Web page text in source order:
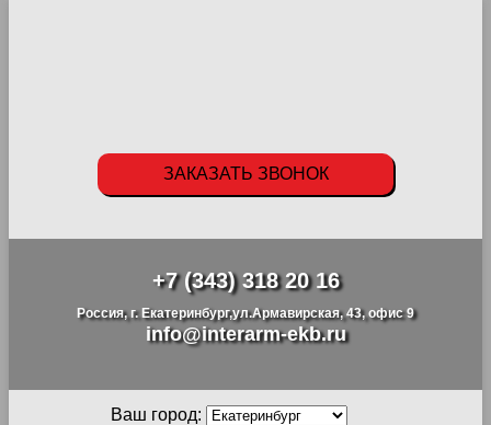
+7 (343) 318 20 16
Россия, г. Екатеринбург,ул.Армавирская, 43, офис 9
info@interarm-ekb.ru
ЗАКАЗАТЬ ЗВОНОК
Ваш город: